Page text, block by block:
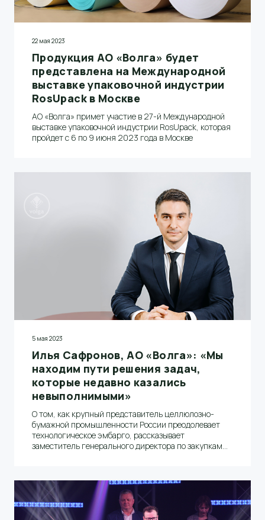
22 мая 2023
Продукция АО «Волга» будет
представлена на Международной
выставке упаковочной индустрии
RosUpack в Москве
АО «Волга» примет участие в 27-й Международной
выставке упаковочной индустрии RosUpack, которая
пройдет с 6 по 9 июня 2023 года в Москве
5 мая 2023
Илья Сафронов, АО «Волга»: «Мы
находим пути решения задач,
которые недавно казались
невыполнимыми»
О том, как крупный представитель целлюлозно-
бумажной промышленности России преодолевает
технологическое эмбарго, рассказывает
заместитель генерального директора по закупкам